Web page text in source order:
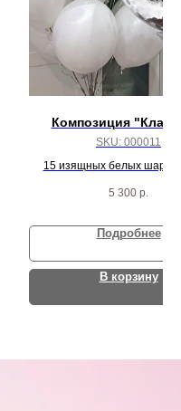
Композиция
SKU: 000011
15 изящных белых шаров
внутри
5 300 р.
Подробнее
В корзину